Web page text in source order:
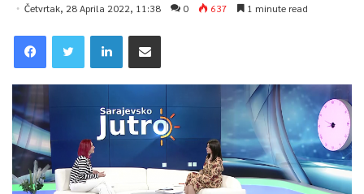
Četvrtak, 28 Aprila 2022, 11:38 0 637 1 minute read